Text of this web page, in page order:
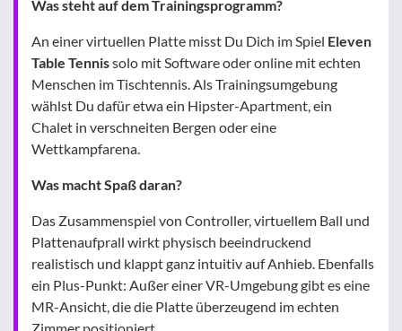
Was steht auf dem Trainingsprogramm?
An einer virtuellen Platte misst Du Dich im Spiel Eleven
Table Tennissolo mit Software oder online mit echten
Menschen im Tischtennis. Als Trainingsumgebung
wählst Du dafür etwa ein Hipster-Apartment, ein
Chalet in verschneiten Bergen oder eine
Wettkampfarena.
Was macht Spaß daran?
Das Zusammenspiel von Controller, virtuellem Ball und
Plattenaufprall wirkt physisch beeindruckend
realistisch und klappt ganz intuitiv auf Anhieb. Ebenfalls
ein Plus-Punkt: Außer einer VR-Umgebung gibt es eine
MR-Ansicht, die die Platte überzeugend im echten